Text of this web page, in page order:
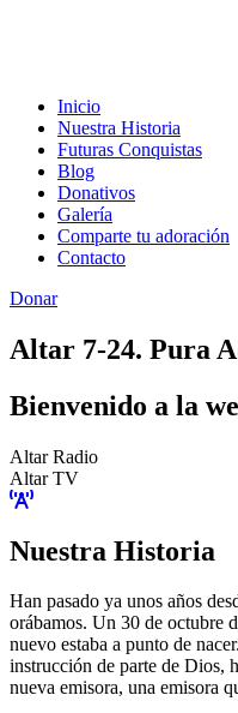
Inicio
Nuestra Historia
Futuras Conquistas
Blog
Donativos
Galería
Comparte tu adoración
Contacto
Donar
Altar 7-24. Pura
Bienvenido a la
Altar Radio
Altar TV
Nuestra Historia
Han pasado ya unos años
orábamos. Un 30 de octubre
nuevo estaba a punto de
instrucción de parte de Dios,
nueva emisora, una emisora